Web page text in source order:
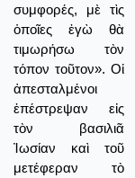
συμφορές, μὲ τὶς
ὁποῖες ἐγὼ θὰ
τιμωρήσω τὸν
τόπον τοῦτον». Οἱ
ἀπεσταλμένοι
ἐπέστρεψαν εἰς
τὸν βασιλιᾶ
Ἰωσίαν καὶ τοῦ
μετέφεραν τὸ